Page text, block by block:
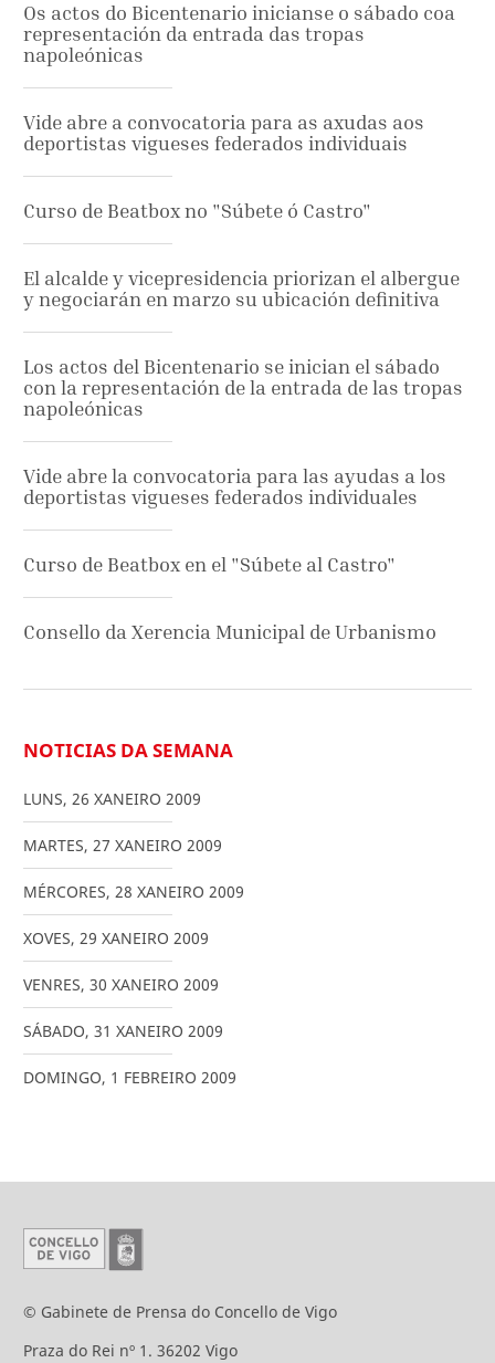
Os actos do Bicentenario inicianse o sábado coa
representación da entrada das tropas
napoleónicas
Vide abre a convocatoria para as axudas aos
deportistas vigueses federados individuais
Curso de Beatbox no "Súbete ó Castro"
El alcalde y vicepresidencia priorizan el albergue
y negociarán en marzo su ubicación definitiva
Los actos del Bicentenario se inician el sábado
con la representación de la entrada de las tropas
napoleónicas
Vide abre la convocatoria para las ayudas a los
deportistas vigueses federados individuales
Curso de Beatbox en el "Súbete al Castro"
Consello da Xerencia Municipal de Urbanismo
NOTICIAS DA SEMANA
LUNS, 26 XANEIRO 2009
MARTES, 27 XANEIRO 2009
MÉRCORES, 28 XANEIRO 2009
XOVES, 29 XANEIRO 2009
VENRES, 30 XANEIRO 2009
SÁBADO, 31 XANEIRO 2009
DOMINGO, 1 FEBREIRO 2009
© Gabinete de Prensa do Concello de Vigo
Praza do Rei nº 1. 36202 Vigo